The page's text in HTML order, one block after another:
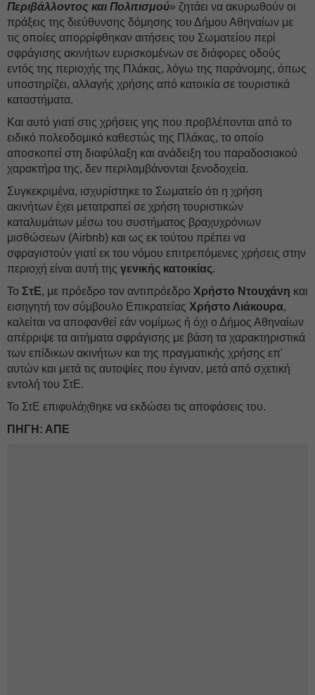
Περιβάλλοντος και Πολιτισμού» ζητάει να ακυρωθούν οι
πράξεις της διεύθυνσης δόμησης του Δήμου Αθηναίων με
τις οποίες απορρίφθηκαν αιτήσεις του Σωματείου περί
σφράγισης ακινήτων ευρισκομένων σε διάφορες οδούς
εντός της περιοχής της Πλάκας, λόγω της παράνομης, όπως
υποστηρίζει, αλλαγής χρήσης από κατοικία σε τουριστικά
καταστήματα.
Και αυτό γιατί στις χρήσεις γης που προβλέπονται από το
ειδικό πολεοδομικό καθεστώς της Πλάκας, το οποίο
αποσκοπεί στη διαφύλαξη και ανάδειξη του παραδοσιακού
χαρακτήρα της, δεν περιλαμβάνονται ξενοδοχεία.
Συγκεκριμένα, ισχυρίστηκε το Σωματείο ότι η χρήση
ακινήτων έχει μετατραπεί σε χρήση τουριστικών
καταλυμάτων μέσω του συστήματος βραχυχρόνιων
μισθώσεων (Airbnb) και ως εκ τούτου πρέπει να
σφραγιστούν γιατί εκ του νόμου επιτρεπόμενες χρήσεις στην
περιοχή είναι αυτή της γενικής κατοικίας.
Το ΣτΕ, με πρόεδρο τον αντιπρόεδρο Χρήστο Ντουχάνη και
εισηγητή τον σύμβουλο Επικρατείας Χρήστο Λιάκουρα,
καλείται να αποφανθεί εάν νομίμως ή όχι ο Δήμος Αθηναίων
απέρριψε τα αιτήματα σφράγισης με βάση τα χαρακτηριστικά
των επίδικων ακινήτων και της πραγματικής χρήσης επ'
αυτών και μετά τις αυτοψίες που έγιναν, μετά από σχετική
εντολή του ΣτΕ.
Το ΣτΕ επιφυλάχθηκε να εκδώσει τις αποφάσεις του.
ΠΗΓΗ: ΑΠΕ